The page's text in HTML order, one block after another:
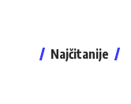
Najčitanije